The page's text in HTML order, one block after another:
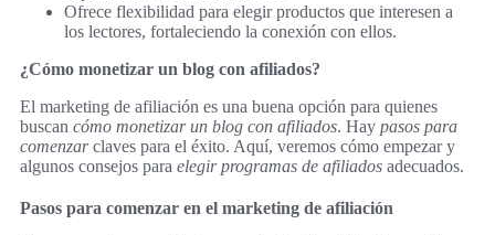
Ofrece flexibilidad para elegir productos que interesen a
los lectores, fortaleciendo la conexión con ellos.
¿Cómo monetizar un blog con afiliados?
El marketing de afiliación es una buena opción para quienes
buscan cómo monetizar un blog con afiliados. Hay pasos para
comenzarclaves para el éxito. Aquí, veremos cómo empezar y
algunos consejos para elegir programas de afiliados adecuados.
Pasos para comenzar en el marketing de afiliación